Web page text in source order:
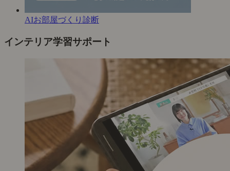
AIお部屋づくり診断
インテリア学習サポート